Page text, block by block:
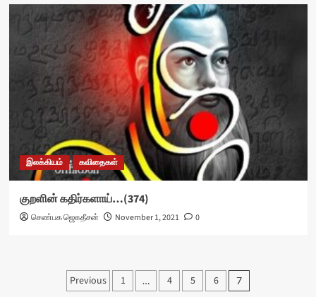
இலக்கியம் கவிதைகள்
குறளின் கதிர்களாய்…(374)
செண்பக ஜெகதீசன் November 1, 2021 0
Posts
Previous 1 … 4 5 6 7